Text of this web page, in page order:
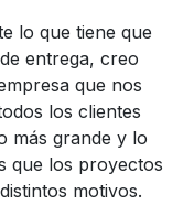
lo que tiene que
entrega, creo
que nos
los clientes
más grande y lo
que los proyectos
motivos.